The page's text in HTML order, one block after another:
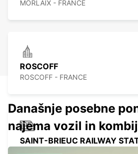
MORLAIX - FRANCE
ROSCOFF
ROSCOFF - FRANCE
SAINT-BRIEUC RAILWAY
Današnje posebne
najema vozil in